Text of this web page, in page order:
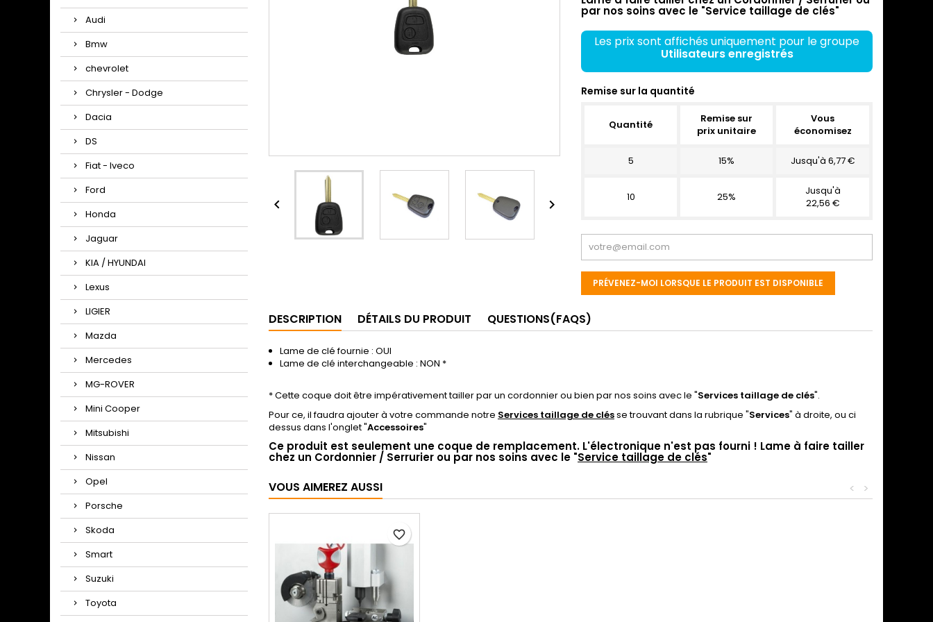
Audi
Bmw
chevrolet
Chrysler - Dodge
Dacia
DS
Fiat - Iveco
Ford
Honda
Jaguar
KIA / HYUNDAI
Lexus
LIGIER
Mazda
Mercedes
MG-ROVER
Mini Cooper
Mitsubishi
Nissan
Opel
Porsche
Skoda
Smart
Suzuki
Toyota
 
par nos soins avec le "Service taillage de clés"
Les prix sont affichés uniquement pour le groupe
Utilisateurs enregistrés
Remise sur la quantité
Quantité
Remise sur
prix unitaire
Vous
économisez
5 15% Jusqu'à 6,77 €
10 25%
Jusqu'à
22,56 €
PRÉVENEZ-MOI LORSQUE LE PRODUIT EST DISPONIBLE
DESCRIPTION DÉTAILS DU PRODUIT QUESTIONS(FAQS)
Lame de clé fournie : OUI
Lame de clé interchangeable : NON *
* Cette coque doit être impérativement tailler par un cordonnier ou bien par nos soins avec le "Services taillage de clés".
Pour ce, il faudra ajouter à votre commande notre Services taillage de clésse trouvant dans la rubrique "Services" à droite, ou ci
dessus dans l'onglet "Accessoires"
Ce produit est seulement une coque de remplacement. L'électronique n'est pas fourni ! Lame à faire tailler
chez un Cordonnier / Serrurier ou par nos soins avec le "Service taillage de clés"
VOUS AIMEREZ AUSSI >
<
favorite_border